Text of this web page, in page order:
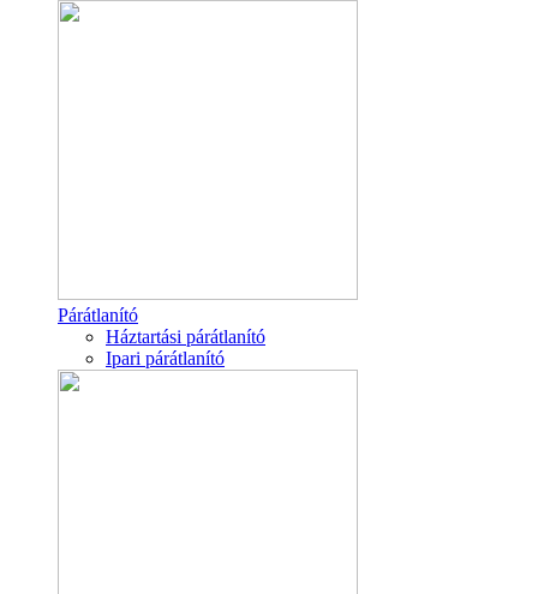
Párátlanító
Háztartási párátlanító
Ipari párátlanító